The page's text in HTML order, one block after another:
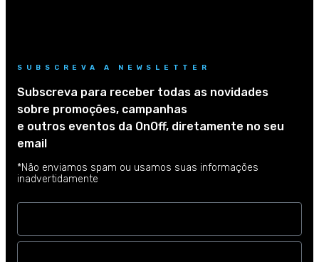
SUBSCREVA A NEWSLETTER
Subscreva para receber todas as novidades
sobre promoções, campanhas
e outros eventos da OnOff, diretamente no seu
email
*Não enviamos spam ou usamos suas informações
inadvertidamente